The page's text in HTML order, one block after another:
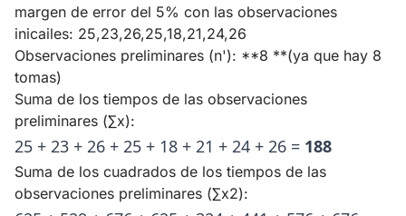
margen de error del 5% con las observaciones
inicailes: 25,23,26,25,18,21,24,26
Observaciones preliminares (n'): **8 **(ya que hay 8
tomas)
Suma de los tiempos de las observaciones
preliminares (∑x):
25 + 23 + 26 + 25 + 18 + 21 + 24 + 26 = 188
Suma de los cuadrados de los tiempos de las
observaciones preliminares (∑x2):